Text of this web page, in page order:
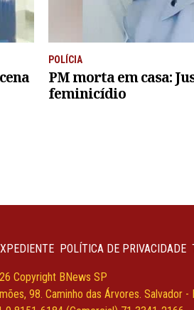
POLÍCIA
PM morta em casa:
feminicídio
POLÍTICA DE PRIVACIDADE
Copyright BNews SP
98. Caminho das Árvores. Salvador -